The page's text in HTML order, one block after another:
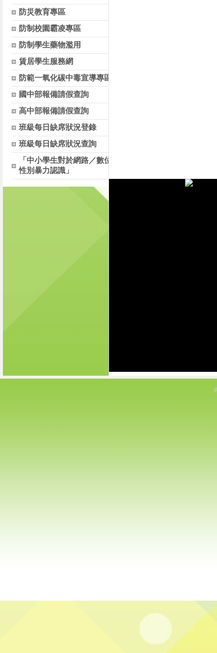
防災教育專區
防制校園霸凌專區
防制學生藥物濫用
賃居學生服務網
防範一氧化碳中毒宣導專區
國中部報備請假查詢
高中部報備請假查詢
班級每日缺席狀況登錄
班級每日缺席狀況查詢
「中小學生對於網路／數位
性別暴力認識」